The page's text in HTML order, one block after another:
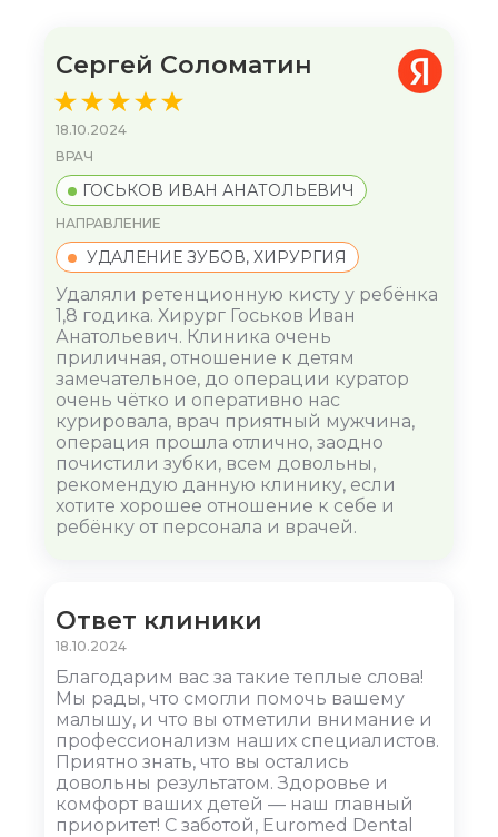
Сергей Соломатин
18.10.2024
ВРАЧ
ГОСЬКОВ ИВАН АНАТОЛЬЕВИЧ
НАПРАВЛЕНИЕ
УДАЛЕНИЕ ЗУБОВ, ХИРУРГИЯ
Удаляли ретенционную кисту у ребёнка
1,8 годика. Хирург Госьков Иван
Анатольевич. Клиника очень
приличная, отношение к детям
замечательное, до операции куратор
очень чётко и оперативно нас
курировала, врач приятный мужчина,
операция прошла отлично, заодно
почистили зубки, всем довольны,
рекомендую данную клинику, если
хотите хорошее отношение к себе и
ребёнку от персонала и врачей.
Ответ клиники
18.10.2024
Благодарим вас за такие теплые слова!
Мы рады, что смогли помочь вашему
малышу, и что вы отметили внимание и
профессионализм наших специалистов.
Приятно знать, что вы остались
довольны результатом. Здоровье и
комфорт ваших детей — наш главный
приоритет! С заботой, Euromed Dental